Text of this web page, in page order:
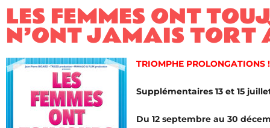
LES FEMMES ONT
N’ONT JAMAIS TORT
TRIOMPHE PROLONGATIONS !
Supplémentaires 13 et 15
Du 12 septembre au 30